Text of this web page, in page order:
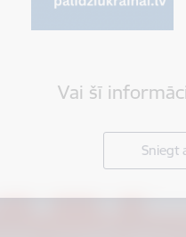
Vai šī
Sniegt